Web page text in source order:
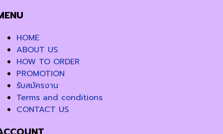
HOME
ABOUT US
HOW TO ORDER
PROMOTION
รับสมัครงาน
Terms and conditions
CONTACT US